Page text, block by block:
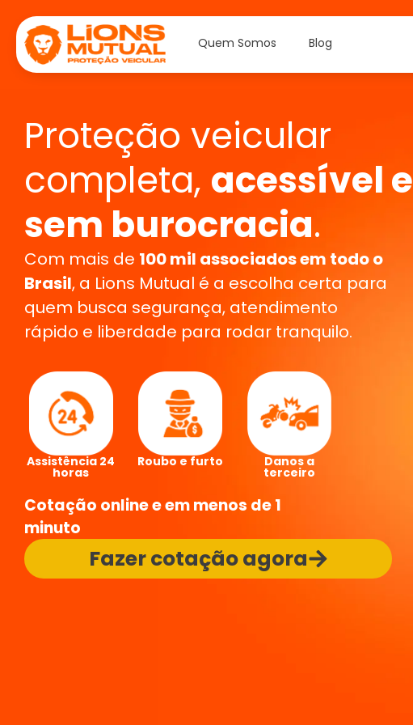
Quem Somos Blog
Proteção veicular
completa, acessível e
sem burocracia.
Com mais de 100 mil associados em todo o
Brasil, a Lions Mutual é a escolha certa para
quem busca segurança, atendimento
rápido e liberdade para rodar tranquilo.
Assistência 24
horas
Roubo e furto Danos a
terceiro
Cotação online e em menos de 1
minuto
Fazer cotação agora